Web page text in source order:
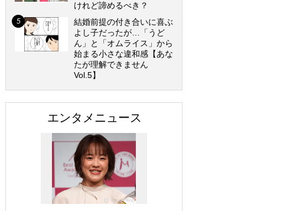
けれど諦めるべき？
結婚前提の付き合いに喜ぶ
よし子だったが…「うど
ん」と「オムライス」から
始まる小さな違和感【あな
たが理解できません
Vol.5】
エンタメニュース